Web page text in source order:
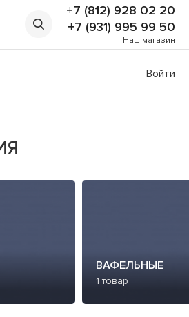
+7 (812) 928 02 20
+7 (931) 995 99 50
Наш магазин
Войти
ВАФЕЛЬНЫЕ
1 товар